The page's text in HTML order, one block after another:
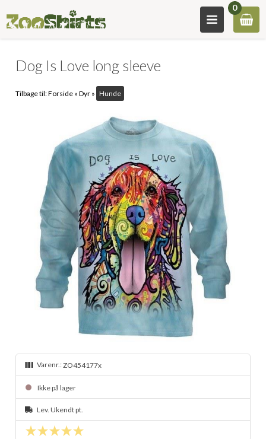
0
Dog Is Love long sleeve
Tilbage til:Forside »Dyr » Hunde
Varenr.:ZO454177x
Ikke på lager
Lev. Ukendt pt.